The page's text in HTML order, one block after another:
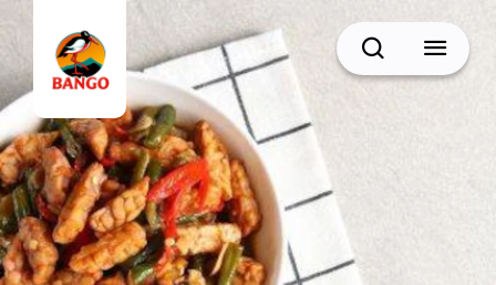
BACK
Resep Sate
Resep Semur
Cari